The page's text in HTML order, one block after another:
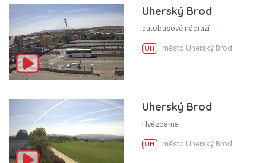
Uherský Brod
autobusové nádraží
UH město Uherský Brod
Uherský Brod
Hvězdárna
UH město Uherský Brod